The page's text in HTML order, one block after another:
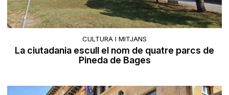
CULTURA I MITJANS
La ciutadania escull el nom de quatre parcs de
Pineda de Bages